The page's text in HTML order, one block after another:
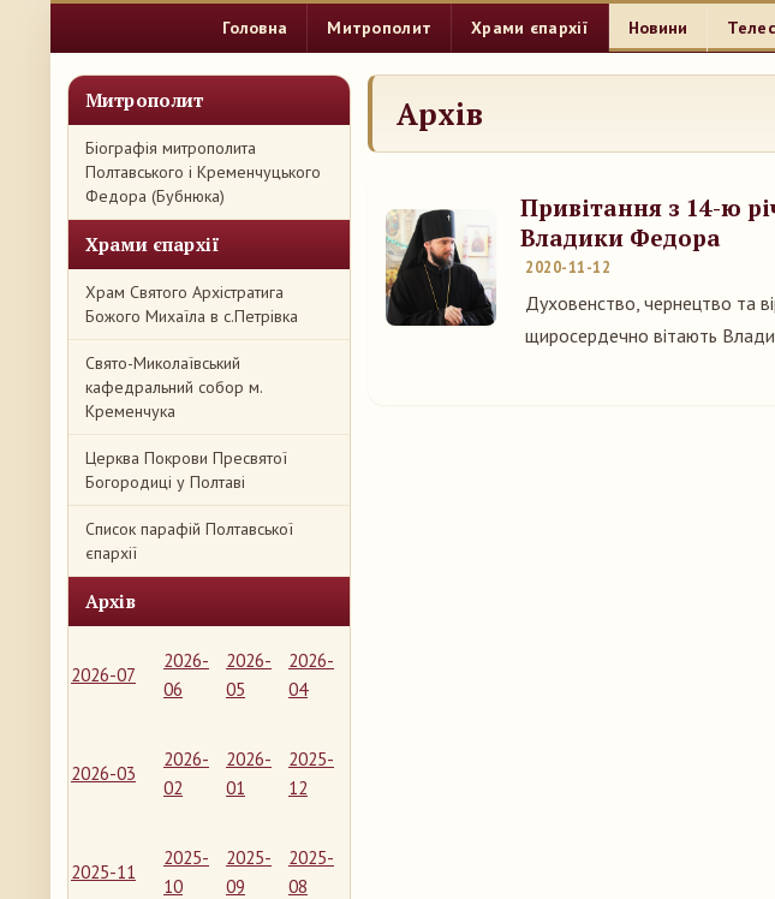
Головна Митрополит Храми єпархії Новини
Митрополит
Біографія митрополита
Полтавського і Кременчуцького
Федора (Бубнюка)
Храми єпархії
Храм Святого Архістратига
Божого Михаїла в с.Петрівка
Свято-Миколаївський
кафедральний собор м.
Кременчука
Церква Покрови Пресвятої
Богородиці у Полтаві
Список парафій Полтавської
єпархії
Архів
2026-07
2026-
06
2026-
05
2026-
04
2026-03
2026-
02
2026-
01
2025-
12
2025-11
2025-
10
2025-
09
2025-
08
Архів
Привітання з 14-ю
Владики Федора
2020-11-12
Духовенство, чернецтво та
щиросердечно вітають